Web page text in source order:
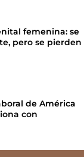
femenina: se
pero se pierden
de América
con